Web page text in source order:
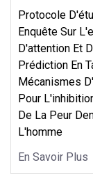
Protocole
Enquête Sur
D'attention Et
Prédiction En
Mécanismes
Pour
De La Peur
L'homme
En Savoir Plus